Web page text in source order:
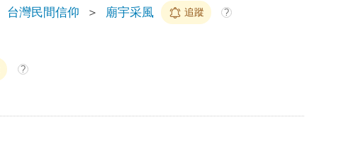
台灣民間信仰 ＞ 廟宇采風 追蹤 ?
?